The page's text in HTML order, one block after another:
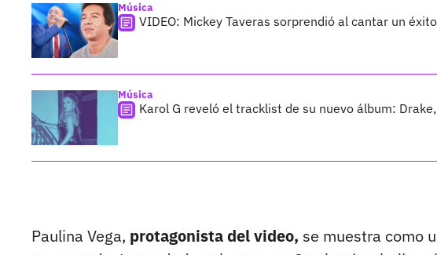
Música
VIDEO: Mickey Taveras sorprendió al cantar un
Música
Karol G reveló el tracklist de su nuevo álbum:
Paulina Vega, protagonista del video, se muestra como